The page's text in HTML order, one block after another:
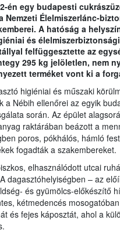
én egy budapesti
Nemzeti Élelmiszerlánc-
A hatóság a
és
felfüggesztette az
295 kg jelöletlen, nem
terméket vont ki a
higiéniai és műszaki
a Nébih ellenőrei az egyik
során. Az épület
raktárában beázott a
poros, pókhálós, hámló
fogadták a szakembereket.
elhasználódott utcai
dagasztóhelyiségben – az
és gyümölcs-előkészítő
kétmedencés
és fejes káposztát, ahol a